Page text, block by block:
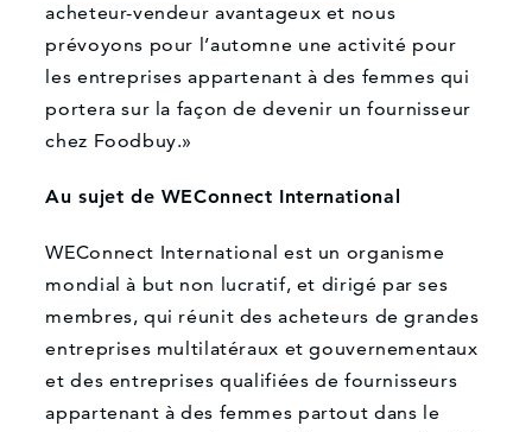
acheteur-vendeur avantageux et nous
prévoyons pour l’automne une activité pour
les entreprises appartenant à des femmes qui
portera sur la façon de devenir un fournisseur
chez Foodbuy.»
Au sujet de WEConnect International
WEConnect International est un organisme
mondial à but non lucratif, et dirigé par ses
membres, qui réunit des acheteurs de grandes
entreprises multilatéraux et gouvernementaux
et des entreprises qualifiées de fournisseurs
appartenant à des femmes partout dans le